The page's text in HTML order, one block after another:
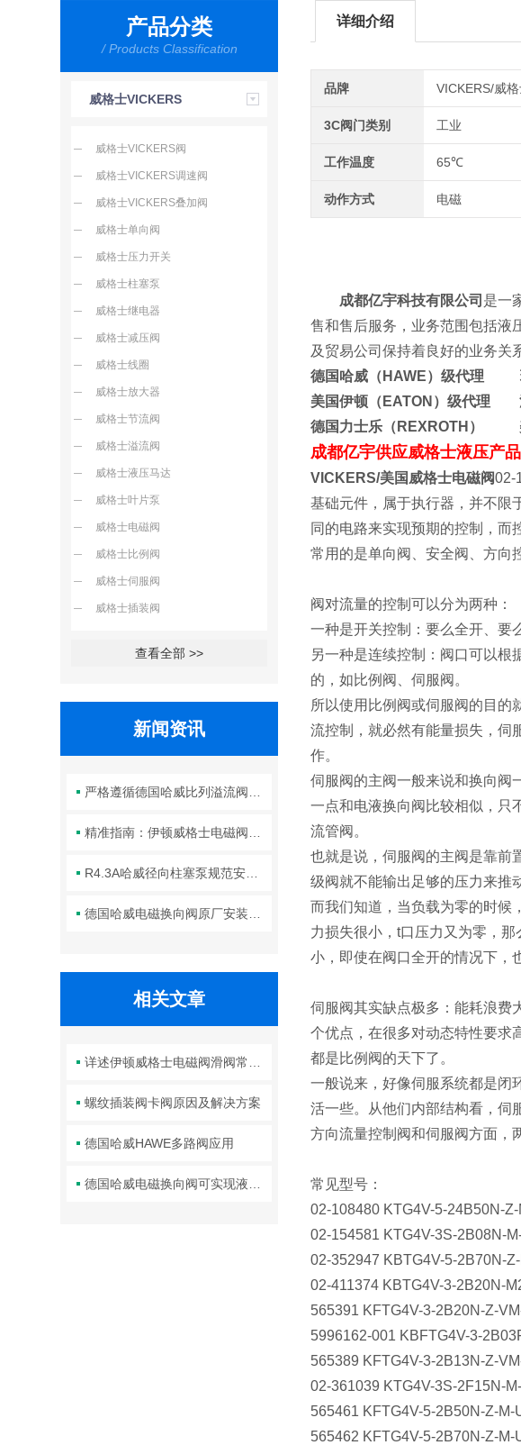
产品分类
/ Products Classification
威格士VICKERS
威格士VICKERS阀
威格士VICKERS调速阀
威格士VICKERS叠加阀
威格士单向阀
威格士压力开关
威格士柱塞泵
威格士继电器
威格士减压阀
威格士线圈
威格士放大器
威格士节流阀
威格士溢流阀
威格士液压马达
威格士叶片泵
威格士电磁阀
威格士比例阀
威格士伺服阀
威格士插装阀
查看全部 >>
新闻资讯
相关文章
螺纹插装阀卡阀原因及解决方案
德国哈威HAWE多路阀应用
详细介绍
品牌 VICKERS/威
3C阀门类别 工业
工作温度 65℃
动作方式 电磁
成都亿宇科技有限公司 是一
售和售后服务，业务范围包括液
及贸易公司保持
德国哈威（HAWE）级代理
美国伊顿（EATON）级代理
德国力士乐（REXROTH）
成都亿宇供应威格士液压产
VICKERS/美国威格士电磁阀02-
基础元件，属于执行器，并不限
同的电路来实现预期的控制，而
常用的是单向阀、安全阀、方向
阀对流量的控制可以分为两种：
一种是开关控制：要么全开、要
另一种是连续控制：阀口可以根
的，如比例阀、伺服阀。
所以使用比例阀或伺服阀的目的
流控制，就必然有能量损失，伺
作。
伺服阀的主阀一般来说和换向阀
一点和电液换向阀比较相似，只
流管阀。
也就是说，伺服阀的主阀是靠前
级阀就不能输出足够的压力来推
而我们知道，当负载为零的时候
力损失很小，t口压力又为零，
小，即使在阀口全开的情况下，
伺服阀其实缺点极多：能耗浪费
个优点，在很多对动态特性要求
都是比例阀的天下了。
一般说来，好像伺服系统都是闭
活一些。从他们内部结构看，伺
方向流量控制阀和伺服阀方面，
常见型号：
02-108480 KTG4V-5-24B50N-
02-154581 KTG4V-3S-2B08N-
02-352947 KBTG4V-5-2B70N-
02-411374 KBTG4V-3-2B20N-
565391 KFTG4V-3-2B20N-Z-
5996162-001 KBFTG4V-3-
565389 KFTG4V-3-2B13N-Z-
02-361039 KTG4V-3S-2F15N-
565461 KFTG4V-5-2B50N-Z-M-
565462 KFTG4V-5-2B70N-Z-M-